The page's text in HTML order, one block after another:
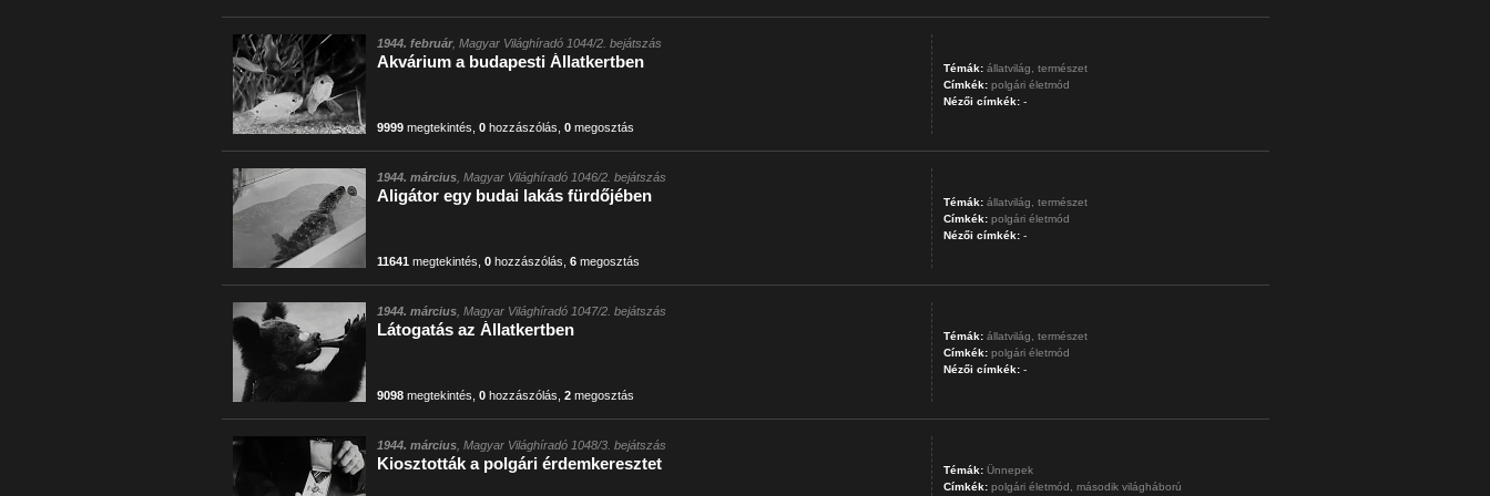
1944. február, Magyar Világhíradó 1044/2. bejátszás
Akvárium a budapesti Állatkertben
9999megtekintés 0hozzászólás 0megosztás
Témák: állatvilág,
természet
Címkék: polgári életmód
Nézői címkék:-
1944. március, Magyar Világhíradó 1046/2. bejátszás
Aligátor egy budai lakás fürdőjében
11641 megtekintés 0hozzászólás 6megosztás
Témák: állatvilág,
természet
Címkék: polgári életmód
Nézői címkék:-
1944. március, Magyar Világhíradó 1047/2. bejátszás
Látogatás az Állatkertben
9098megtekintés 0hozzászólás 2megosztás
Témák: állatvilág,
természet
Címkék: polgári életmód
Nézői címkék:-
1944. március, Magyar Világhíradó 1048/3. bejátszás
Kiosztották a polgári érdemkeresztet Témák: Ünnepek
Címkék: polgári életmód,
második világháború